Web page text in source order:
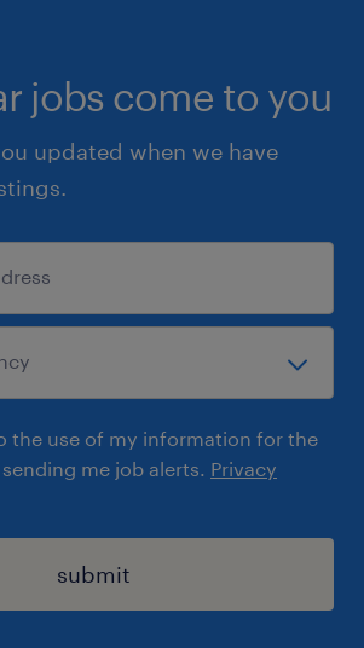
jobs come to you
updated when we have
the use of my information for the
me job alerts. Privacy
submit